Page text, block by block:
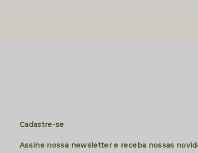
Cadastre-se
Assine nossa newsletter e receba nossas